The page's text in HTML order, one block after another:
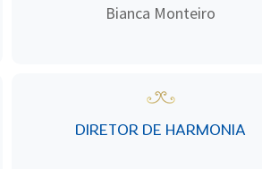
Bianca Monteiro
DIRETOR DE HARMONIA